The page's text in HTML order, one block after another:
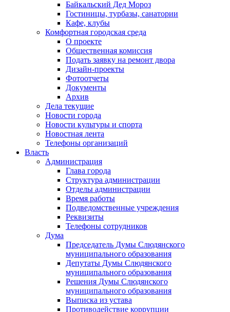
Байкальский Дед Мороз
Гостиницы, турбазы, санатории
Кафе, клубы
Комфортная городская среда
О проекте
Общественная комиссия
Подать заявку на ремонт двора
Дизайн-проекты
Фотоотчеты
Документы
Архив
Дела текущие
Новости города
Новости культуры и спорта
Новостная лента
Телефоны организаций
Власть
Администрация
Глава города
Структура администрации
Отделы администрации
Время работы
Подведомственные учреждения
Реквизиты
Телефоны сотрудников
Дума
Председатель Думы Слюдянского
муниципального образования
Депутаты Думы Слюдянского
муниципального образования
Решения Думы Слюдянского
муниципального образования
Выписка из устава
Противодействие коррупции